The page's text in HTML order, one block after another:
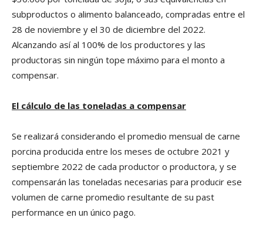
subproductos o alimento balanceado, compradas entre el
28 de noviembre y el 30 de diciembre del 2022.
Alcanzando así al 100% de los productores y las
productoras sin ningún tope máximo para el monto a
compensar.
El cálculo de las toneladas a compensar
Se realizará considerando el promedio mensual de carne
porcina producida entre los meses de octubre 2021 y
septiembre 2022 de cada productor o productora, y se
compensarán las toneladas necesarias para producir ese
volumen de carne promedio resultante de su past
performance en un único pago.